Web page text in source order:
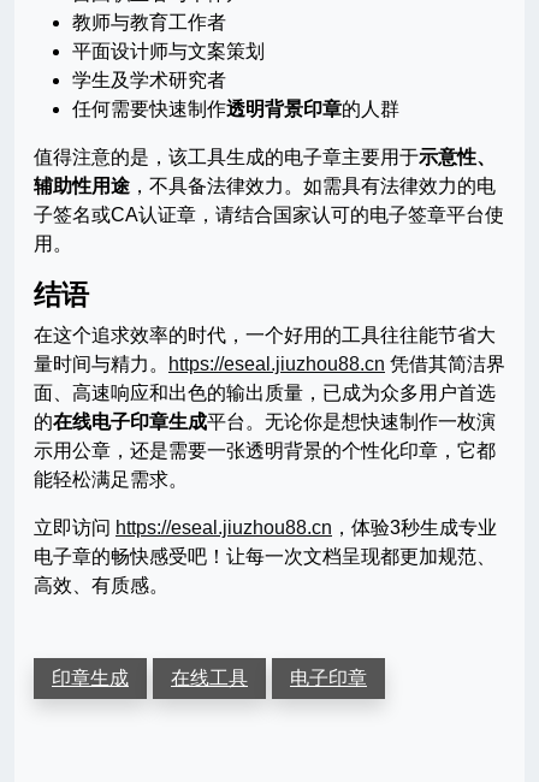
教师与教育工作者
平面设计师与文案策划
学生及学术研究者
任何需要快速制作透明背景印章的人群
值得注意的是，该工具生成的电子章主要用于示意性、
辅助性用途 ，不具备法律效力。如需具有法律效力的电
子签名或CA认证章，请结合国家认可的电子签章平台使
用。
结语
在这个追求效率的时代，一个好用的工具往往能节省大
量时间与精力。
https://eseal.jiuzhou88.cn 凭借其简洁界
面、高速响应和出色的输出质量，已成为众多用户首选
的在线电子印章生成平台。无论你是想快速制作一枚演
示用公章，还是需要一张透明背景的个性化印章，它都
能轻松满足需求。
立即访问 https://eseal.jiuzhou88.cn ，体验3秒生成专业
电子章的畅快感受吧！让每一次文档呈现都更加规范、
高效、有质感。
印章生成 在线工具 电子印章